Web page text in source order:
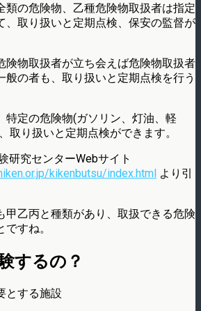
類の危険物、乙種危険物取扱者は指定
、取り扱いと定期点検、保安の監督が
険物取扱者が立ち会えば危険物取扱者
般の者も、取り扱いと定期点検を行う
特定の危険物(ガソリン、灯油、軽
取り扱いと定期点検ができます。
研究センターWebサイト
kikenbutsu/index.html より引
甲乙丙と種類があり、取扱できる危険
すね。
するの？
とする施設